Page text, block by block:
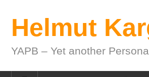
Helmut
YAPB – Yet another